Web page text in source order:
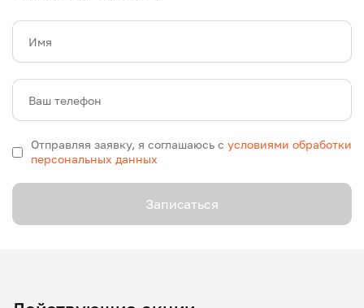
Имя
Ваш телефон
Отправляя заявку, я соглашаюсь с условиями обработки
персональных данных
Записаться